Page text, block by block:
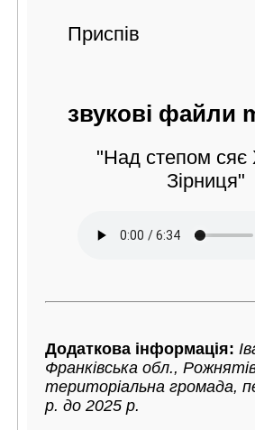
Приспів
звукові файли
"Над степом сяє
Зірниця"
Додаткова інформація:
Франківська обл.,
територіальна громада,
р. до 2025 р.